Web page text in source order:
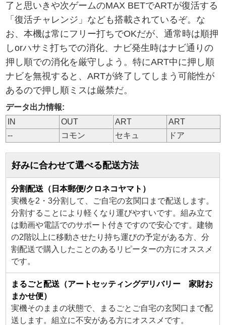
了と思いきや次ゲームのMAX BETでARTが復活する
「復活チャレンジ」なども搭載されているぞ。な
お、本機は常にフリー打ちでOKだが、通常時は順押
しorハサミ打ちでの消化、ナビ発生時はナビ通りの
押し順での消化を厳守しよう。特にART中に押し順
ナビを無視すると、ARTが終了してしまう可能性が
あるので押し順ミスは厳禁だ。
データ出力情報:
IN
OUT ART
ART
--
コモン セキュ ドア
好みに合わせて選べる配送方法
分割配送（日本郵便/クロネコヤマト）
実機を2・3分割して、ご自宅の玄関口まで配送します。
分割することにより軽くなり運びやすいです。組み立て
は動画や電話でのサポート付きですので安心です。建物
の2階以上に移動させたり持ち運びの予定がある方、分
割配送で購入したことのあるリピーターの方にオススメ
です。
まるごと配送（アートセッティングデリバリー 家財お
まかせ便）
実機そのままの状態で、まるごとご自宅の玄関口まで配
送します。組立に不安がある方にオススメです。